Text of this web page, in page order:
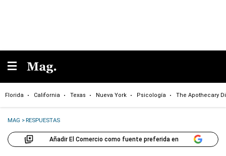
Florida California Texas Nueva York Psicología The Apothecary
MAG >RESPUESTAS
Añadir El Comercio como fuente preferida en